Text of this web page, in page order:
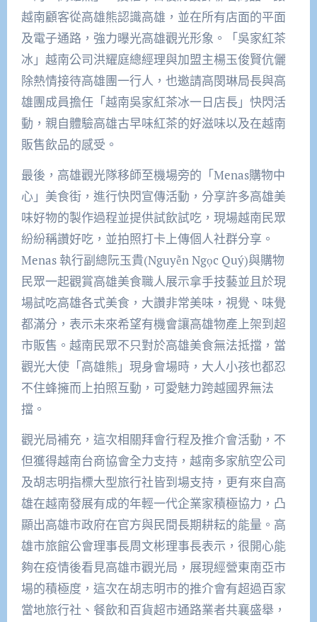
越南顧客從高雄熊認識高雄，並在所有店面的平面
及電子通路，強力曝光高雄觀光形象。「吳家紅茶
冰」越南公司洪耀庭總經理與加盟主楊玉俊賢伉儷
除熱情接待高雄團一行人，也邀請高閔琳局長與高
雄團成員擔任「越南吳家紅茶冰一日店長」快閃活
動，親自體驗高雄古早味紅茶的好滋味以及在越南
販售飲品的感受。
最後，高雄觀光隊移師至機場旁的「Menas購物中
心」美食街，進行快閃宣傳活動，分享許多高雄美
味好物的製作過程並提供試飲試吃，現場越南民眾
紛紛稱讚好吃，並拍照打卡上傳個人社群分享。
Menas 執行副總阮玉貴(Nguyễn Ngọc Quý)與購物
民眾一起觀賞高雄美食職人展示拿手技藝並且於現
場試吃高雄各式美食，大讚非常美味，視覺、味覺
都滿分，表示未來希望有機會讓高雄物產上架到超
市販售。越南民眾不只對於高雄美食無法抵擋，當
觀光大使「高雄熊」現身會場時，大人小孩也都忍
不住蜂擁而上拍照互動，可愛魅力跨越國界無法
擋。
觀光局補充，這次相關拜會行程及推介會活動，不
但獲得越南台商協會全力支持，越南多家航空公司
及胡志明指標大型旅行社皆到場支持，更有來自高
雄在越南發展有成的年輕一代企業家積極協力，凸
顯出高雄市政府在官方與民間長期耕耘的能量。高
雄市旅館公會理事長周文彬理事長表示，很開心能
夠在疫情後看見高雄市觀光局，展現經營東南亞市
場的積極度，這次在胡志明市的推介會有超過百家
當地旅行社、餐飲和百貨超市通路業者共襄盛舉，